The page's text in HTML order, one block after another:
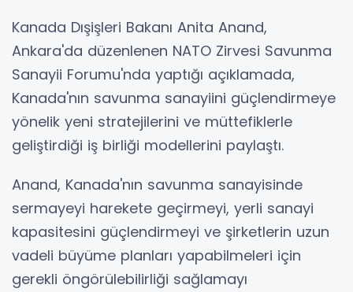
Kanada Dışişleri Bakanı Anita Anand,
Ankara'da düzenlenen NATO Zirvesi Savunma
Sanayii Forumu'nda yaptığı açıklamada,
Kanada'nın savunma sanayiini güçlendirmeye
yönelik yeni stratejilerini ve müttefiklerle
geliştirdiği iş birliği modellerini paylaştı.
Anand, Kanada'nın savunma sanayisinde
sermayeyi harekete geçirmeyi, yerli sanayi
kapasitesini güçlendirmeyi ve şirketlerin uzun
vadeli büyüme planları yapabilmeleri için
gerekli öngörülebilirliği sağlamayı